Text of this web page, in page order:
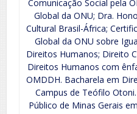
Comunicação Social pela
Global da ONU; Dra.
Cultural Brasil-África;
Global da ONU sobre
Direitos Humanos; Direito
Direitos Humanos com
OMDDH. Bacharela em
Campus de Teófilo
Público de Minas Gerais